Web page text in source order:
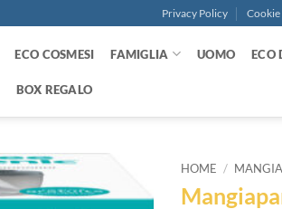
Privacy Policy
ECO COSMESI FAMIGLIA UOMO ECO
BOX REGALO
HOME /